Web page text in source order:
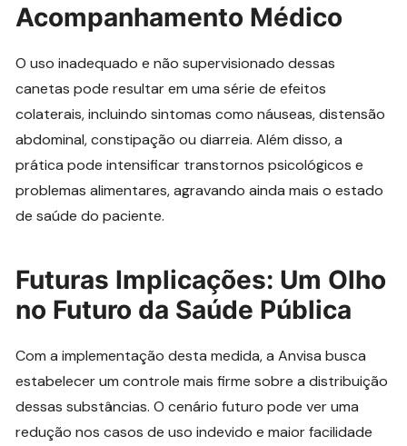
Acompanhamento Médico
O uso inadequado e não supervisionado dessas
canetas pode resultar em uma série de efeitos
colaterais, incluindo sintomas como náuseas, distensão
abdominal, constipação ou diarreia. Além disso, a
prática pode intensificar transtornos psicológicos e
problemas alimentares, agravando ainda mais o estado
de saúde do paciente.
Futuras Implicações: Um Olho
no Futuro da Saúde Pública
Com a implementação desta medida, a Anvisa busca
estabelecer um controle mais firme sobre a distribuição
dessas substâncias. O cenário futuro pode ver uma
redução nos casos de uso indevido e maior facilidade